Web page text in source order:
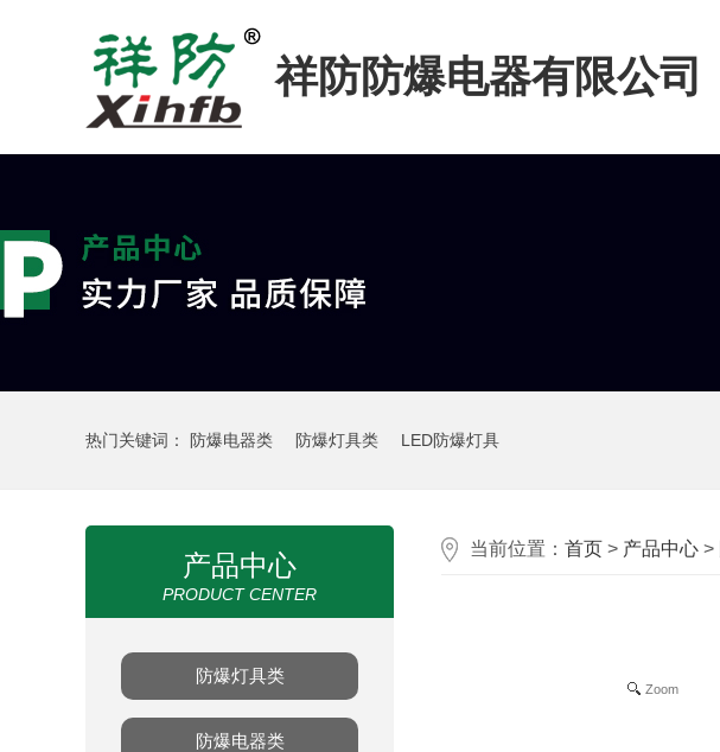
祥防防爆电器有限公司
热门关键词： 防爆电器类 防爆灯具类 LED防爆灯具
产品中心
PRODUCT CENTER
防爆灯具类
防爆电器类
当前位置： 首页 > 产品中心 >
Zoom